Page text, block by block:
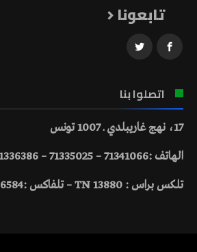
تابعونا
اتصلوا بنا
17، نهج غاريبلدي ـ 1007 تونس
الهاتف :71341066 – 71335025 – 71336386
تلكس براس : 13880 TN – تلفاكس :71336584